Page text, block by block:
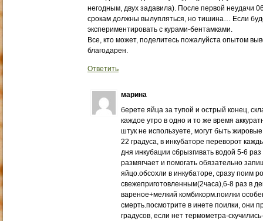
негодным, двух задавила). После первой неудачи
срокам должны вылупляться, но тишина… Если
экспериментировать с курами-бентамками.
Все, кто может, поделитесь пожалуйста опытом
благодарен.
Ответить
марина
берете яйца за тупой и острый конец,
каждое утро в одно и то же время
штук не используете, могут быть
22 градуса, в инкубаторе переворот
дня инкубации сбрызгивать водой 5-6
размягчает и помогать обязательно
яйцо.обсохли в инкубаторе, сразу поим
свежеприготовленным(2часа),6-8 раз в
вареное+мелкий комбикорм.поилки
смерть.посмотрите в инете поилки, они
градусов, если нет термометра-